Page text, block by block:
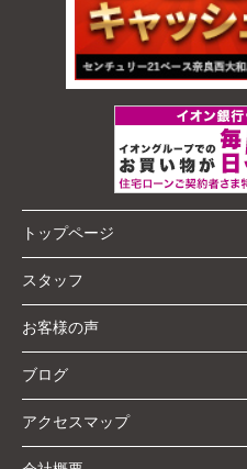
トップページ
スタッフ
お客様の声
ブログ
アクセスマップ